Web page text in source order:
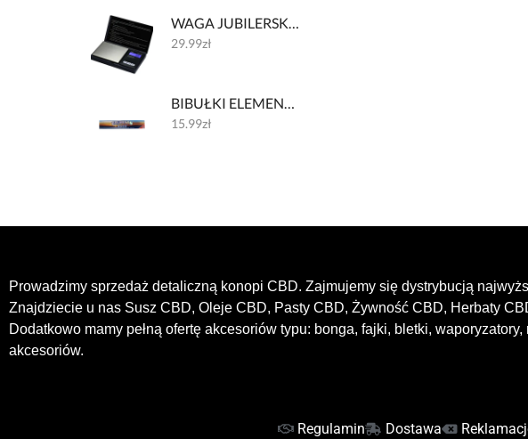
29.99zł
15.99zł
Prowadzimy sprzedaż detaliczną konopi CBD. Zajmujemy się dystrybucją
Znajdziecie u nas Susz CBD, Oleje CBD, Pasty CBD, Żywność CBD, Herbaty
Dodatkowo mamy pełną ofertę akcesoriów typu: bonga, fajki, bletki,
akcesoriów.
Regulamin Dostawa